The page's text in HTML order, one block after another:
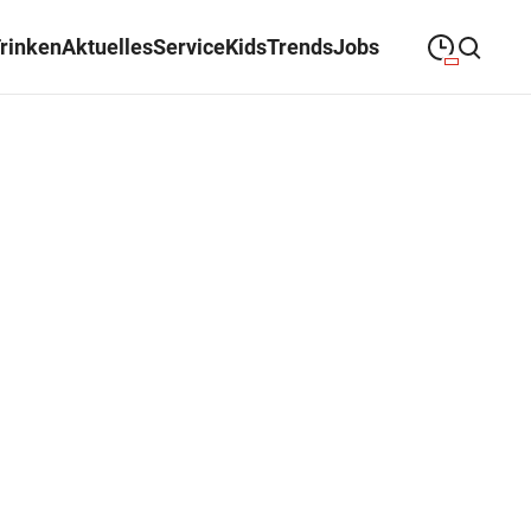
AktuellesServiceKidsTrendsJobs